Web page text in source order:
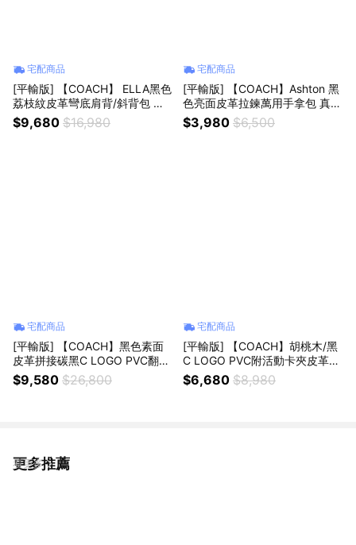
宅配商品
[平輸版] 【COACH】 ELLA黑色
荔枝紋皮革彎底肩背/斜背包 真
品平輸
$9,680 $16,980
宅配商品
[平輸版] 【COACH】Ashton 黑
色亮面皮革拉鍊萬用手拿包 真品
平輸
$3,980 $6,500
宅配商品
[平輸版] 【COACH】黑色素面
皮革拼接碳黑C LOGO PVC翻蓋
斜背郵差男包 真品平輸
$9,580 $26,800
宅配商品
[平輸版] 【COACH】胡桃木/黑
C LOGO PVC附活動卡夾皮革手
掛帶拉鍊長夾 真品平輸
$6,680 $8,980
更多推薦
看更多